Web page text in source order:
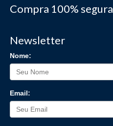
Compra 100% segura
Newsletter
Nome:
Email: